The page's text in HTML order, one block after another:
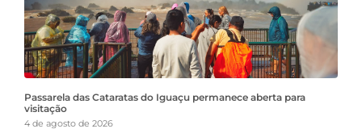
Passarela das Cataratas do Iguaçu permanece aberta para
visitação
4 de agosto de 2026